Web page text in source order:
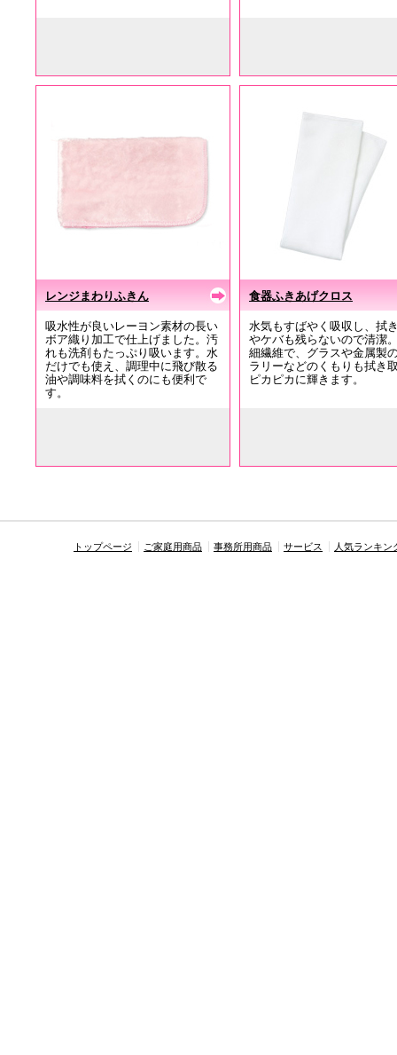
レンジまわりふきん
吸水性が良いレーヨン素材の長い
ボア織り加工で仕上げました。汚
れも洗剤もたっぷり吸います。水
だけでも使え、調理中に飛び散る
油や調味料を拭くのにも便利で
す。
食器ふきあげクロス
水気もすばやく吸収し、拭
やケバも残らないので清潔
細繊維で、グラスや金属製
ラリーなどのくもりも拭き
ピカピカに輝きます。
トップページ ご家庭用商品 事務所用商品 サービス 人気ランキン